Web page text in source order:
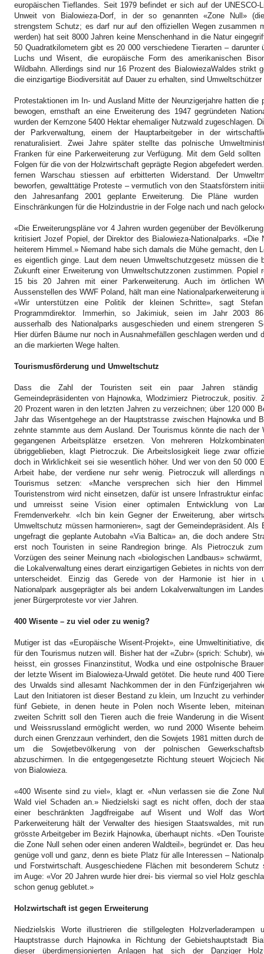
europäischen Tieflandes. Seit 1979 befindet er sich auf der UNESCO-
Unweit von Bialowieza-Dorf, in der so genannten «Zone Null»
strengstem Schutz; es darf nur auf den offiziellen Wegen zusammen
werden) hat seit 8000 Jahren keine Menschenhand in die Natur
50 Quadratkilometern gibt es 20 000 verschiedene Tierarten – darunter
Luchs und Wisent, die europäische Form des amerikanischen
Wildbahn. Allerdings sind nur 16 Prozent des BialowiezaWaldes strikt
die einzigartige Biodiversität auf Dauer zu erhalten, sind Umweltschützer
Protestaktionen im In- und Ausland Mitte der Neunzigerjahre hatten die
bewogen, ernsthaft an eine Erweiterung des 1947 gegründeten
wurden der Kernzone 5400 Hektar ehemaliger Nutzwald zugeschlagen.
der Parkverwaltung, einem der Hauptarbeitgeber in der
renaturalisiert. Zwei Jahre später stellte das polnische
Franken für eine Parkerweiterung zur Verfügung. Mit dem Geld
Folgen für die von der Holzwirtschaft geprägte Region abgefedert
fernen Warschau stiessen auf erbitterten Widerstand. Der
beworfen, gewalttätige Proteste – vermutlich von den Staatsförstern
den Jahresanfang 2001 geplante Erweiterung. Die Pläne
Einschränkungen für die Holzindustrie in der Folge nach und nach
«Die Erweiterungspläne vor 4 Jahren wurden gegenüber der
kritisiert Jozef Popiel, der Direktor des Bialowieza-Nationalparks. «Die
heiterem Himmel.» Niemand habe sich damals die Mühe gemacht, den
es eigentlich ginge. Laut dem neuen Umweltschutzgesetz müssen die
Zukunft einer Erweiterung von Umweltschutzzonen zustimmen. Popiel
15 bis 20 Jahren mit einer Parkerweiterung. Auch im örtlichen
Aussenstellen des WWF Poland, hält man eine Nationalparkerweiterung
«Wir unterstützen eine Politik der kleinen Schritte», sagt
Programmdirektor. Immerhin, so Jakimiuk, seien im Jahr 2003
ausserhalb des Nationalparks ausgeschieden und einem strengeren
Hier dürfen Bäume nur noch in Ausnahmefällen geschlagen werden und
an die markierten Wege halten.
Tourismusförderung und Umweltschutz
Dass die Zahl der Touristen seit ein paar Jahren ständig
Gemeindepräsidenten von Hajnowka, Wlodzimierz Pietroczuk, positiv.
20 Prozent waren in den letzten Jahren zu verzeichnen; über 120 000
Jahr das Wisentgehege an der Hauptstrasse zwischen Hajnowka und
zehnte stammte aus dem Ausland. Der Tourismus könnte die nach der
gegangenen Arbeitsplätze ersetzen. Von mehreren
übriggeblieben, klagt Pietroczuk. Die Arbeitslosigkeit liege zwar
doch in Wirklichkeit sei sie wesentlich höher. Und wer von den 50 000
Arbeit habe, der verdiene nur sehr wenig. Pietroczuk will allerdings
Tourismus setzen: «Manche versprechen sich hier den
Touristenstrom wird nicht einsetzen, dafür ist unsere Infrastruktur
und umreisst seine Vision einer optimalen Entwicklung von
Fremdenverkehr. «Ich bin kein Gegner der Erweiterung, aber
Umweltschutz müssen harmonieren», sagt der Gemeindepräsident. Als
ungefragt die geplante Autobahn «Via Baltica» an, die doch andere
erst noch Touristen in seine Randregion bringe. Als Pietroczuk
Vorzügen des seiner Meinung nach «biologischen Landbaus»
die Lokalverwaltung eines derart einzigartigen Gebietes in nichts von
unterscheidet. Einzig das Gerede von der Harmonie ist hier in
Nationalpark ausgeprägter als bei andern Lokalverwaltungen im
jener Bürgerproteste vor vier Jahren.
400 Wisente – zu viel oder zu wenig?
Mutiger ist das «Europäische Wisent-Projekt», eine Umweltinitiative,
für den Tourismus nutzen will. Bisher hat der «Zubr» (sprich: Schubr),
heisst, ein grosses Finanzinstitut, Wodka und eine ostpolnische
der letzte Wisent im Bialowieza-Urwald getötet. Die heute rund 400
des Urwalds sind allesamt Nachkommen der in den Fünfzigerjahren
Laut den Initiatoren ist dieser Bestand zu klein, um Inzucht zu
fünf Gebiete, in denen heute in Polen noch Wisente leben,
zweiten Schritt soll den Tieren auch die freie Wanderung in die
und Weissrussland ermöglicht werden, wo rund 2000 Wisente
durch einen Grenzzaun verhindert, den die Sowjets 1981 mitten durch
um die Sowjetbevölkerung von der polnischen
abzuschirmen. In die entgegengesetzte Richtung steuert Wojciech
von Bialowieza.
«400 Wisente sind zu viel», klagt er. «Nun verlassen sie die Zone
Wald viel Schaden an.» Niedzielski sagt es nicht offen, doch der
einer beschränkten Jagdfreigabe auf Wisent und Wolf das
Parkerweiterung hält der Verwalter des hiesigen Staatswaldes, mit
grösste Arbeitgeber im Bezirk Hajnowka, überhaupt nichts. «Den
die Zone Null sehen oder einen anderen Waldteil», begründet er. Das
genüge voll und ganz, denn es biete Platz für alle Interessen –
und Forstwirtschaft. Ausgeschiedene Flächen mit besonderem
im Auge: «Vor 20 Jahren wurde hier drei- bis viermal so viel Holz
schon genug geblutet.»
Holzwirtschaft ist gegen Erweiterung
Niedzielskis Worte illustrieren die stillgelegten Holzverladerampen
Hauptstrasse durch Hajnowka in Richtung der Gebietshauptstadt
dieser überdimensionierten Anlagen hat sich der Danziger